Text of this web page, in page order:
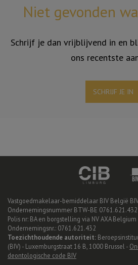
Niet gevonden
Schrijf je dan vrijblijvend in en
ons recentste
SCHRIJF JE IN
Vastgoedmakelaar-bemiddelaar BIV België
Ondernemingsnummer BTW-BE 0761.621.432
Polis nr: BA en borgstelling via NV AXA
Ondernemingsnr.: 0761.621.432
Toezichthoudende autoriteit:
(BIV) - Luxemburgstraat 16 B, 1000 Brussel -
deontologische code BIV